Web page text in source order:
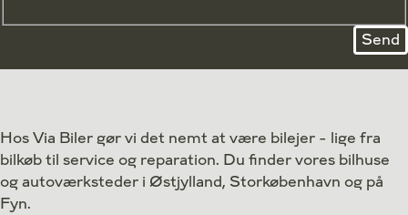
Hos Via Biler gør vi det nemt at være bilejer - lige fra
bilkøb til service og reparation. Du finder vores bilhuse
og autoværksteder i Østjylland, Storkøbenhavn og på
Fyn.